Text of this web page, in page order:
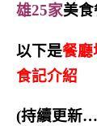
雄25家美
以下是餐廳
食記介紹
(持續更新